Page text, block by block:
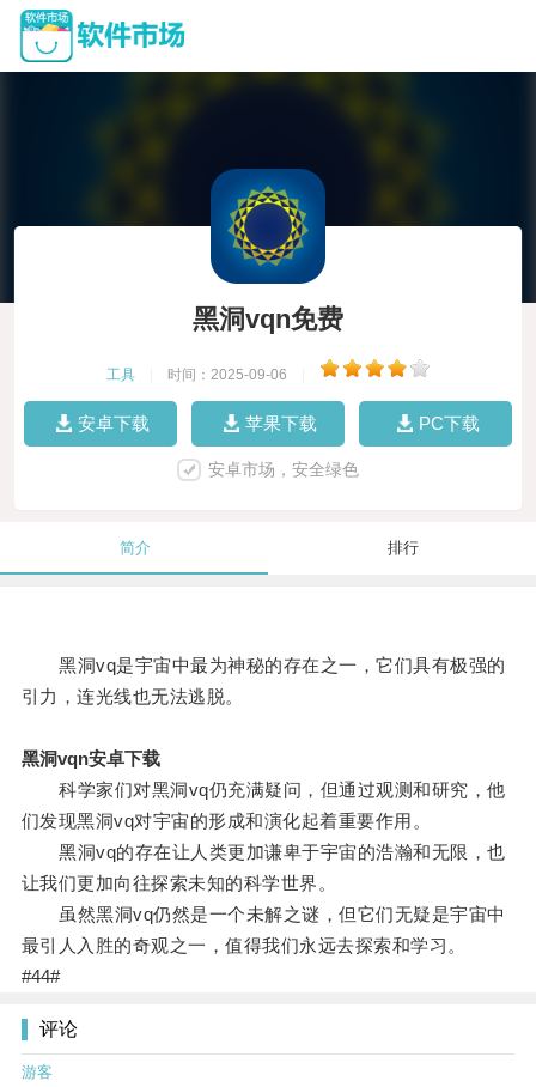
黑洞vqn免费
工具 时间：2025-09-06
安卓下载 苹果下载 PC下载
安卓市场，安全绿色
简介 排行
黑洞vq是宇宙中最为神秘的存在之一，它们具有极强的
引力，连光线也无法逃脱。
黑洞vqn安卓下载
科学家们对黑洞vq仍充满疑问，但通过观测和研究，他
们发现黑洞vq对宇宙的形成和演化起着重要作用。
黑洞vq的存在让人类更加谦卑于宇宙的浩瀚和无限，也
让我们更加向往探索未知的科学世界。
虽然黑洞vq仍然是一个未解之谜，但它们无疑是宇宙中
最引人入胜的奇观之一，值得我们永远去探索和学习。
#44#
评论
游客